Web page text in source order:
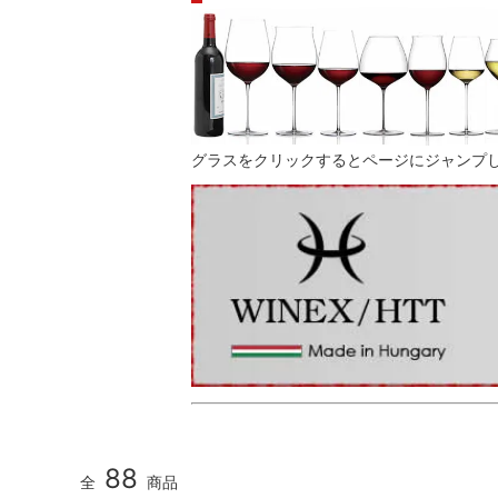
グラスをクリックするとページにジャンプ
全 88 商品